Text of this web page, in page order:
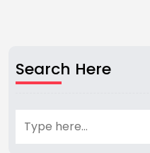
Search Here